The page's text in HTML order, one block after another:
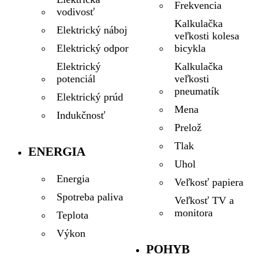
vodivosť
Elektrický náboj
Elektrický odpor
Elektrický
potenciál
Elektrický prúd
Indukčnosť
ENERGIA
Energia
Spotreba paliva
Teplota
Výkon
Frekvencia
Kalkulačka
veľkosti kolesa
bicykla
Kalkulačka
veľkosti
pneumatík
Mena
Prelož
Tlak
Uhol
Veľkosť papiera
Veľkosť TV a
monitora
POHYB